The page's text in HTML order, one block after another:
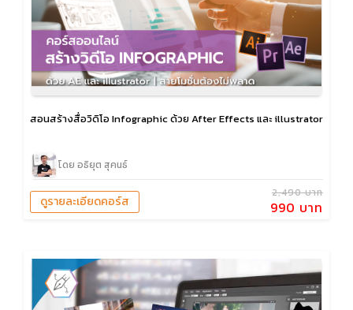
สอนสร้างสื่อวิดิโอ Infographic ด้วย After Effects และ illustrator
โดย อธิยุต สุคนธ์
2,490 บาท
990 บาท
ดูรายละเอียดคอร์ส